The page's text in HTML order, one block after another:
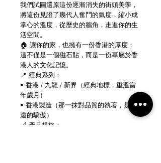
我們試圖還原這份逐漸消失的街頭美學，
將這份見證了幾代人奮鬥的氣度，縮小成
掌心的溫度，從歷史的牆角，走進你的生
活空間。
🏠 讓你的家，也擁有一份香港的厚度：
這不僅是一個磁石貼，而是一份專屬於香
港人的文化記憶。
📍 經典系列：
• 香港 / 九龍 / 新界（經典地標，重溫當
年歲月）
• 香港製造（那一抹對品質的執著，是永
遠的驕傲）
📐 產品規格：